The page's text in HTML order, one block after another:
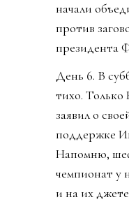
начали
против
президента
День 6. В
тихо. Только
заявил о
поддержке
Напомню,
чемпионат у
и на их